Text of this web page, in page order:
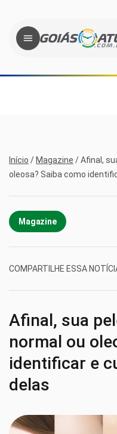
Início / Magazine /Afinal,
oleosa? Saiba como
Magazine
COMPARTILHE ESSA
Afinal, sua
normal ou
identificar e
delas